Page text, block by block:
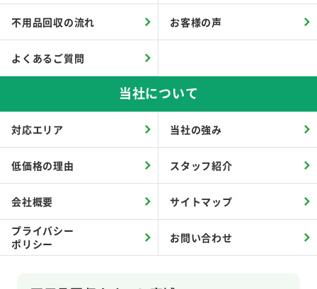
不用品回収の流れ お客様の声
よくあるご質問
当社について
対応エリア 当社の強み
低価格の理由 スタッフ紹介
会社概要 サイトマップ
プライバシー
ポリシー
お問い合わせ